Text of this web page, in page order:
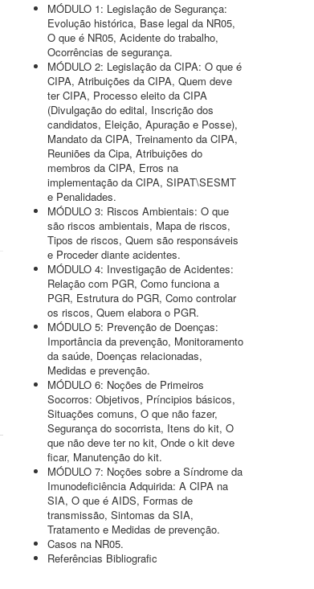
MÓDULO 1: Legislação de Segurança:
Evolução histórica, Base legal da NR05,
O que é NR05, Acidente do trabalho,
Ocorrências de segurança.
MÓDULO 2: Legislação da CIPA: O que é
CIPA, Atribuições da CIPA, Quem deve
ter CIPA, Processo eleito da CIPA
(Divulgação do edital, Inscrição dos
candidatos, Eleição, Apuração e Posse),
Mandato da CIPA, Treinamento da CIPA,
Reuniões da Cipa, Atribuições do
membros da CIPA, Erros na
implementação da CIPA, SIPAT\SESMT
e Penalidades.
MÓDULO 3: Riscos Ambientais: O que
são riscos ambientais, Mapa de riscos,
Tipos de riscos, Quem são responsáveis
e Proceder diante acidentes.
MÓDULO 4: Investigação de Acidentes:
Relação com PGR, Como funciona a
PGR, Estrutura do PGR, Como controlar
os riscos, Quem elabora o PGR.
MÓDULO 5: Prevenção de Doenças:
Importância da prevenção, Monitoramento
da saúde, Doenças relacionadas,
Medidas e prevenção.
MÓDULO 6: Noções de Primeiros
Socorros: Objetivos, Príncipios básicos,
Situações comuns, O que não fazer,
Segurança do socorrista, Itens do kit, O
que não deve ter no kit, Onde o kit deve
ficar, Manutenção do kit.
MÓDULO 7: Noções sobre a Síndrome da
Imunodeficiência Adquirida: A CIPA na
SIA, O que é AIDS, Formas de
transmissão, Sintomas da SIA,
Tratamento e Medidas de prevenção.
Casos na NR05.
Referências Bibliografic